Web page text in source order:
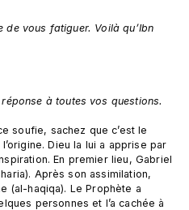
de vous fatiguer. Voilà qu’Ibn
à toutes vos questions.
Dieu la lui a apprise par
En premier lieu, Gabriel
Après son assimilation,
(al-haqiqa). Le Prophète a
personnes et l’a cachée à